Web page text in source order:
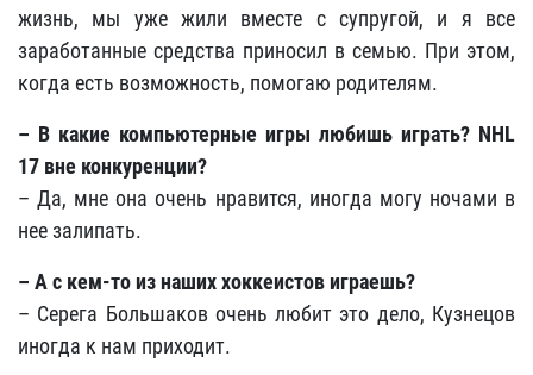
жизнь, мы уже жили вместе с супругой, и я все
заработанные средства приносил в семью. При этом,
когда есть возможность, помогаю родителям.
– В какие компьютерные игры любишь играть? NHL
17 вне конкуренции?
– Да, мне она очень нравится, иногда могу ночами в
нее залипать.
– А с кем-то из наших хоккеистов играешь?
– Серега Большаков очень любит это дело, Кузнецов
иногда к нам приходит.